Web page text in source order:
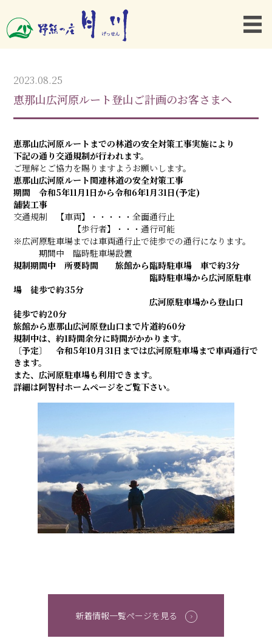
恵那山広河原ルート登山ご計画のお客さまへ
2023.08.25
恵那山広河原ルートまでの林道の安全対策工事実施により
下記の通り交通規制が行われます。
ご理解とご協力を賜りますようお願いします。
恵那山広河原ルート関連林道の安全対策工事
期間 令和5年11月1日から令和6年1月31日(予定)
舗装工事
交通規制 【車両】・・・・・全面通行止
【歩行者】・・・通行可能
※広河原駐車場までは車両通行止で徒歩での通行になります。
期間中 臨時駐車場設置
規制期間中 所要時間 旅館から臨時駐車場 車で約3分
臨時駐車場から広河原駐車
場 徒歩で約35分
広河原駐車場から登山口
徒歩で約20分
旅館から恵那山広河原登山口まで片道約60分
規制中は、約1時間余分に時間がかかります。
〔予定〕 令和5年10月31日までは広河原駐車場まで車両通行で
きます。
また、広河原駐車場も利用できます。
詳細は阿智村ホームページをご覧下さい。
新着情報一覧ページを見る